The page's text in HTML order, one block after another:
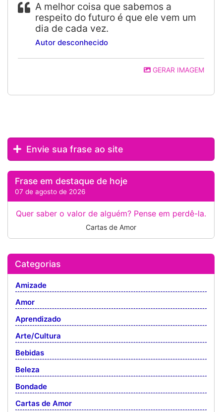
A melhor coisa que sabemos a
respeito do futuro é que ele vem um
dia de cada vez.
Autor desconhecido
GERAR IMAGEM
Envie sua frase ao site
Frase em destaque de hoje
07 de agosto de 2026
Quer saber o valor de alguém? Pense em perdê-la.
Cartas de Amor
Categorias
Amizade
Amor
Aprendizado
Arte/Cultura
Bebidas
Beleza
Bondade
Cartas de Amor